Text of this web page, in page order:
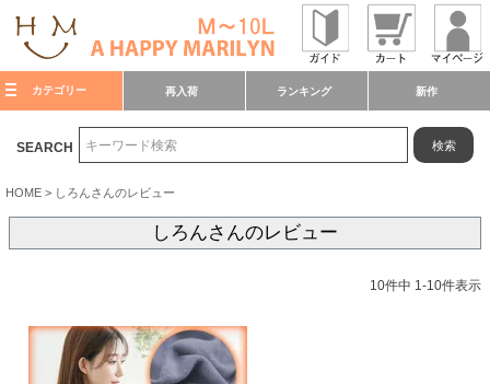
カテゴリー 再入荷 ランキング 新作
SEARCH 検索
HOME しろんさんのレビュー
しろんさんのレビュー
10件中 1-10件表示